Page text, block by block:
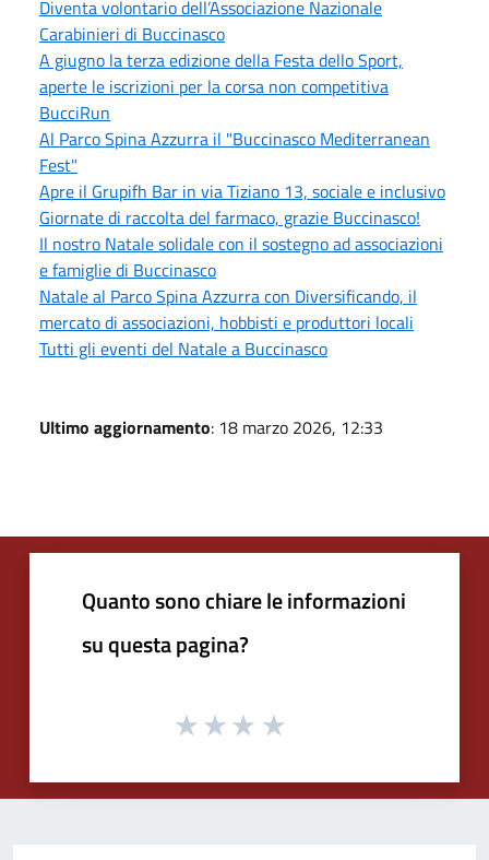
Diventa volontario dell’Associazione Nazionale
Carabinieri di Buccinasco
A giugno la terza edizione della Festa dello Sport,
aperte le iscrizioni per la corsa non competitiva
BucciRun
Al Parco Spina Azzurra il "Buccinasco Mediterranean
Fest"
Apre il Grupifh Bar in via Tiziano 13, sociale e inclusivo
Giornate di raccolta del farmaco, grazie Buccinasco!
Il nostro Natale solidale con il sostegno ad associazioni
e famiglie di Buccinasco
Natale al Parco Spina Azzurra con Diversificando, il
mercato di associazioni, hobbisti e produttori locali
Tutti gli eventi del Natale a Buccinasco
Ultimo aggiornamento: 18 marzo 2026, 12:33
Quanto sono chiare le informazioni
su questa pagina?